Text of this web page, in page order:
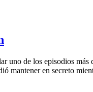
uno de los episodios
mantener en secreto